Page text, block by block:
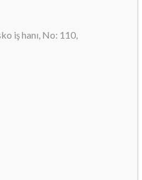
iş hanı, No: 110,